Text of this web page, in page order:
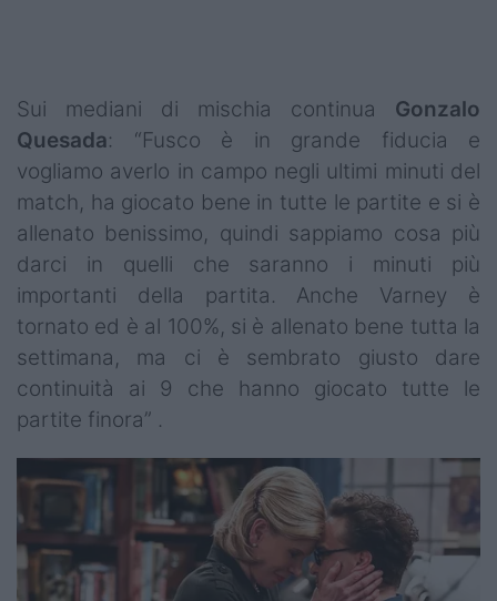
Sui mediani di mischia continua Gonzalo
Quesada: “Fusco è in grande fiducia e
vogliamo averlo in campo negli ultimi minuti del
match, ha giocato bene in tutte le partite e si è
allenato benissimo, quindi sappiamo cosa più
darci in quelli che saranno i minuti più
importanti della partita. Anche Varney è
tornato ed è al 100%, si è allenato bene tutta la
settimana, ma ci è sembrato giusto dare
continuità ai 9 che hanno giocato tutte le
partite finora” .